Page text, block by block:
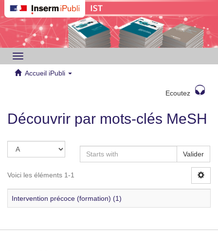
Toggle
navigation
Accueil iPubli
Ecoutez
Découvrir par mots-clés MeSH
Valider
Voici les éléments 1-1
Intervention précoce (formation) (1)